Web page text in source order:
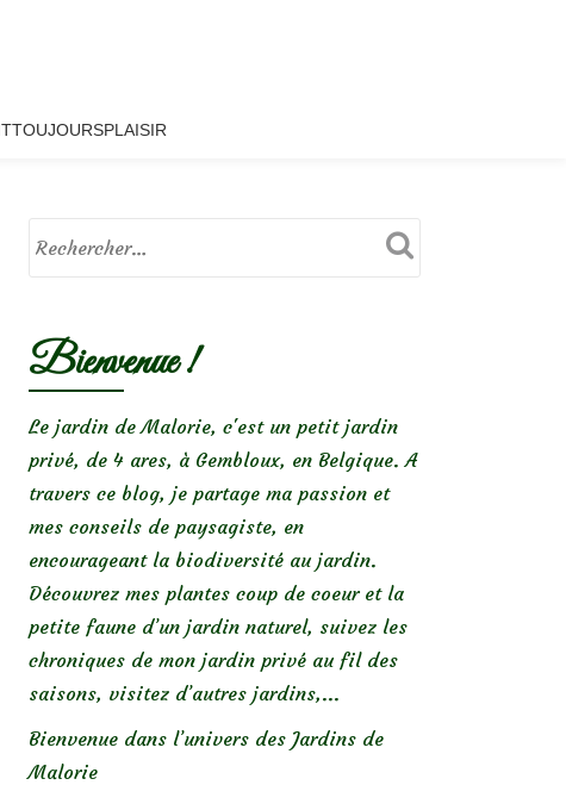
Bienvenue !
Le jardin de Malorie, c'est un petit jardin
privé, de 4 ares, à Gembloux, en Belgique. A
travers ce blog, je partage ma passion et
mes conseils de paysagiste, en
encourageant la biodiversité au jardin.
Découvrez mes plantes coup de coeur et la
petite faune d’un jardin naturel, suivez les
chroniques de mon jardin privé au fil des
saisons, visitez d’autres jardins,...
Bienvenue dans l’univers des Jardins de
Malorie